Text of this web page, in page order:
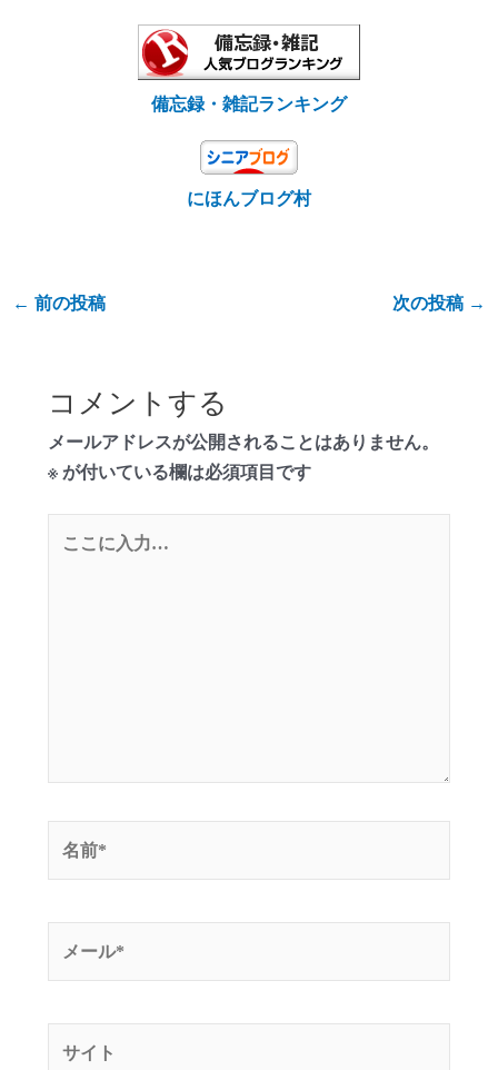
備忘録・雑記ランキング
にほんブログ村
← 前の投稿 次の投稿 →
コメントする
メールアドレスが公開されることはありません。
※が付いている欄は必須項目です
*